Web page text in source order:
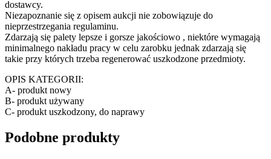
dostawcy.
Niezapoznanie się z opisem aukcji nie zobowiązuje do
nieprzestrzegania regulaminu.
Zdarzają się palety lepsze i gorsze jakościowo , niektóre wymagają
minimalnego nakładu pracy w celu zarobku jednak zdarzają się
takie przy których trzeba regenerować uszkodzone przedmioty.
OPIS KATEGORII:
A- produkt nowy
B- produkt używany
C- produkt uszkodzony, do naprawy
Podobne produkty